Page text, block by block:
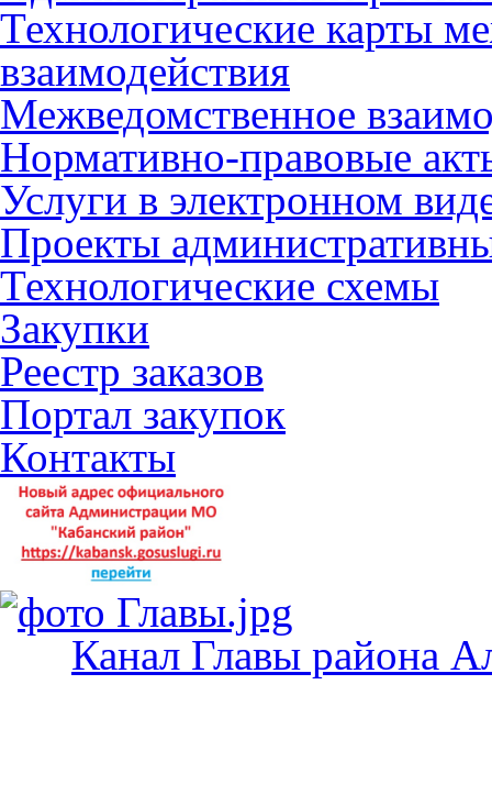
Технологические карты
взаимодействия
Межведомственное
Нормативно-правовые
Услуги в электронном
Проекты
Технологические схемы
Закупки
Реестр заказов
Портал закупок
Контакты
Канал Главы района